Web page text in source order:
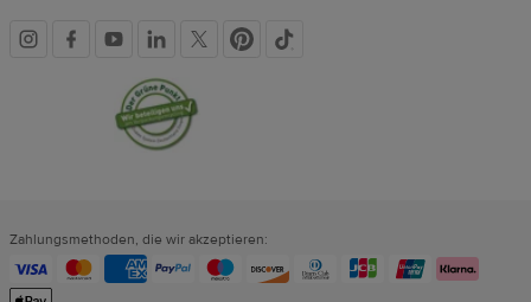
Soziale
Medien
Vertrauenssiegel
Zahlungsmethoden, die wir akzeptieren: